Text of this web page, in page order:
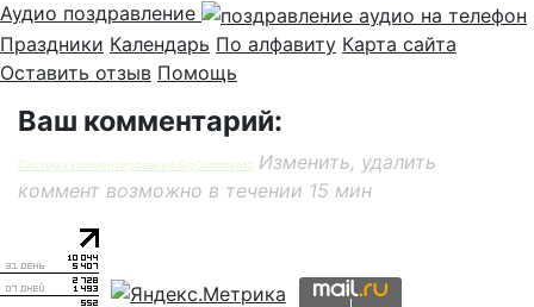
Аудио поздравление
Праздники Календарь По алфавиту Карта сайта
Оставить отзыв Помощь
Ваш комментарий:
Система комментирования SigComments
Изменить, удалить
коммент возможно в течении 15 мин